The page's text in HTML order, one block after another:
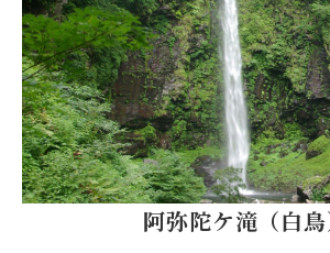
阿弥陀ケ滝（白鳥